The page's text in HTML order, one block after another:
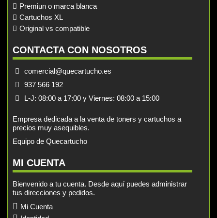
Premiun o marca blanca
Cartuchos XL
Original vs compatible
CONTACTA CON NOSOTROS
comercial@quecartucho.es
937 566 192
L-J: 08:00 a 17:00 y Viernes: 08:00 a 15:00
Empresa dedicada a la venta de toners y cartuchos a
precios muy asequibles.
Equipo de Quecartucho
MI CUENTA
Bienvenido a tu cuenta. Desde aquí puedes administrar
tus direcciones y pedidos.
Mi Cuenta